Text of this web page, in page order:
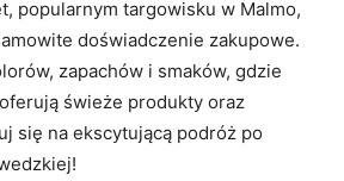
popularnym targowisku w⁣ Malmo,
doświadczenie zakupowe.
zapachów i smaków, gdzie
świeże produkty oraz
się na ekscytującą podróż po